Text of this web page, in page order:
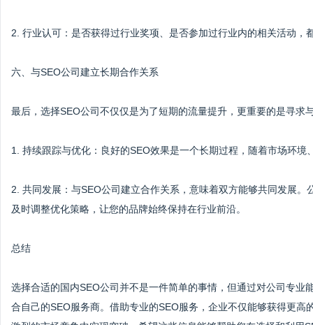
2. 行业认可：是否获得过行业奖项、是否参加过行业内的相关活动，
六、与SEO公司建立长期合作关系
最后，选择SEO公司不仅仅是为了短期的流量提升，更重要的是寻求
1. 持续跟踪与优化：良好的SEO效果是一个长期过程，随着市场环
2. 共同发展：与SEO公司建立合作关系，意味着双方能够共同发展
及时调整优化策略，让您的品牌始终保持在行业前沿。
总结
选择合适的国内SEO公司并不是一件简单的事情，但通过对公司专
合自己的SEO服务商。借助专业的SEO服务，企业不仅能够获得更